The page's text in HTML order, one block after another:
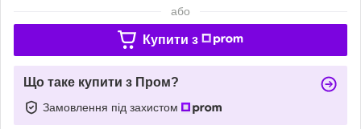
або
Купити з
Що таке купити з Пром?
Замовлення під захистом